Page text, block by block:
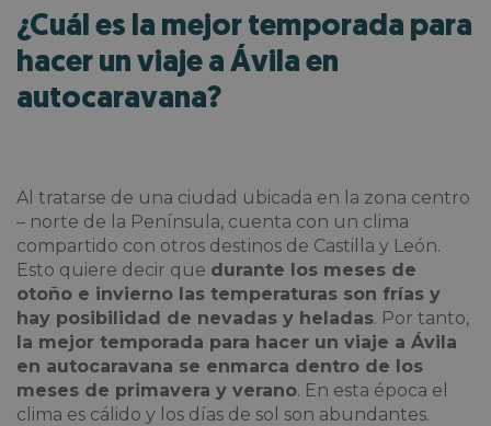
¿Cuál es la mejor temporada para
hacer un viaje a Ávila en
autocaravana?
Al tratarse de una ciudad ubicada en la zona centro
– norte de la Península, cuenta con un clima
compartido con otros destinos de Castilla y León.
Esto quiere decir que durante los meses de
otoño e invierno las temperaturas son frías y
hay posibilidad de nevadas y heladas. Por tanto,
la mejor temporada para hacer un viaje a Ávila
en autocaravana se enmarca dentro de los
meses de primavera y verano. En esta época el
clima es cálido y los días de sol son abundantes.